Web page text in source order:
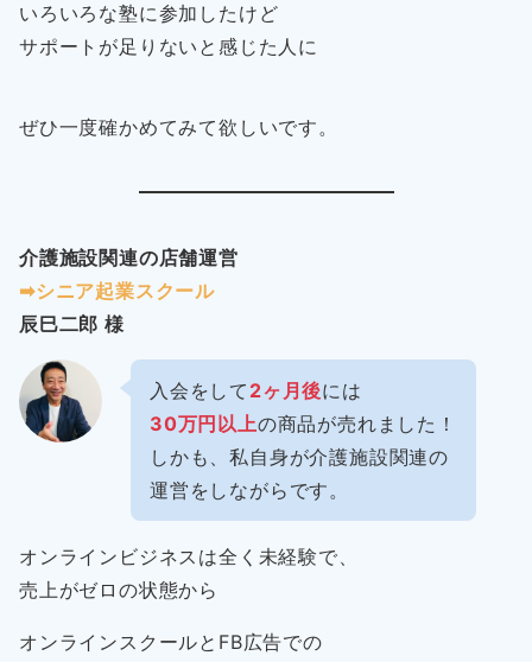
いろいろな塾に参加したけど
サポートが足りないと感じた人に
ぜひ一度確かめてみて欲しいです。
介護施設関連の店舗運営
➡︎シニア起業スクール
辰巳二郎 様
入会をして 2ヶ月後には
30万円以上の商品が売れました！
しかも、私自身が介護施設関連の
運営をしながらです。
オンラインビジネスは全く未経験で、
売上がゼロの状態から
オンラインスクールとFB広告での